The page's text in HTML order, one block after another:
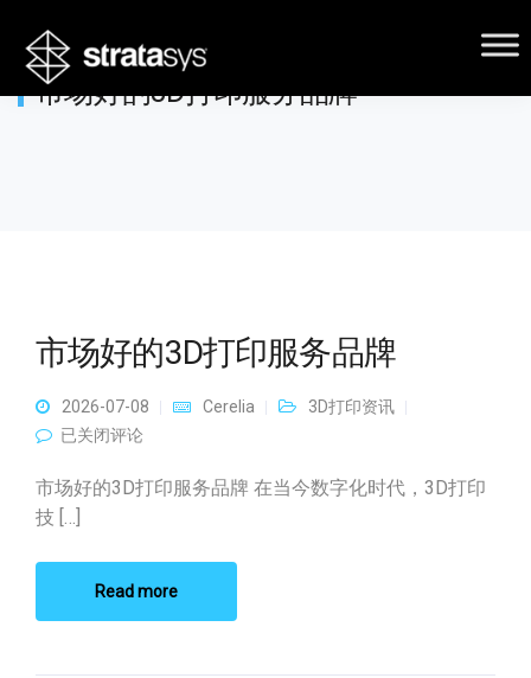
市场好的3D打印服务品牌
市场好的3D打印服务品牌
2026-07-08 Cerelia
3D打印资讯
市场好的3D打印服务品牌
已关闭评论
市场好的3D打印服务品牌 在当今数字化时代，3D打印
技 […]
Read more